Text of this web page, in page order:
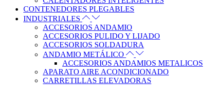
CONTENEDORES PLEGABLES
INDUSTRIALES
ACCESORIOS ANDAMIO
ACCESORIOS PULIDO Y LIJADO
ACCESORIOS SOLDADURA
ANDAMIO METÁLICO
ACCESORIOS ANDAMIOS METALICOS
APARATO AIRE ACONDICIONADO
CARRETILLAS ELEVADORAS